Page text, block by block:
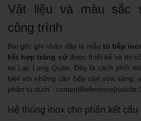
Vật liệu và màu sắc
công trình
Bài gốc ghi nhận đây là mẫutủ bếp
kết hợp trắng sứđược thiết kế và thi
tại Lạc Long Quân. Đây là cách phối
biệt với những căn bếp cần vừa sáng,
phần tủ dưới.
Hệ thùng inox cho phần kết cấu